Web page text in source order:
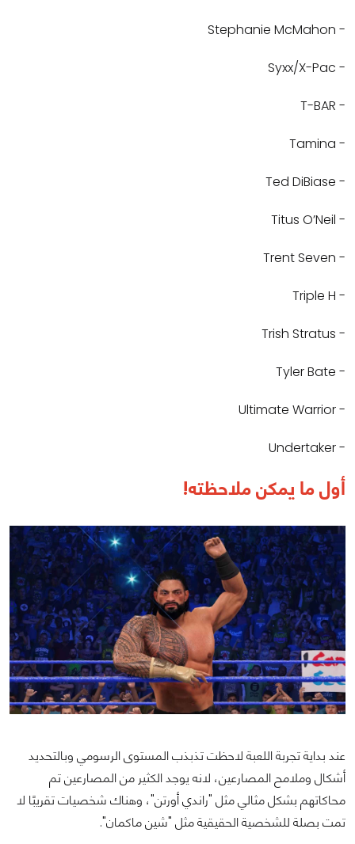
- Stephanie McMahon
- Syxx/X-Pac
- T-BAR
- Tamina
- Ted DiBiase
- Titus O’Neil
- Trent Seven
- Triple H
- Trish Stratus
- Tyler Bate
- Ultimate Warrior
- Undertaker
أول ما يمكن ملاحظته!
عند بداية تجربة اللعبة لاحظت تذبذب المستوى الرسومي وبالتحديد
أشكال وملامح المصارعين، لانه يوجد الكثير من المصارعين تم
محاكاتهم بشكل مثالي مثل "راندي أورتن"، وهناك شخصيات تقريبًا لا
تمت بصلة للشخصية الحقيقية مثل "شين ماكمان".